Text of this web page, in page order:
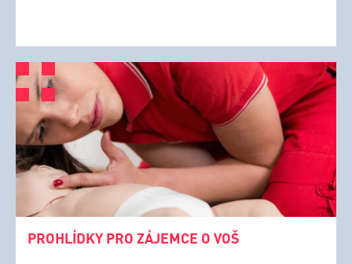
PROHLÍDKY PRO ZÁJEMCE O VOŠ